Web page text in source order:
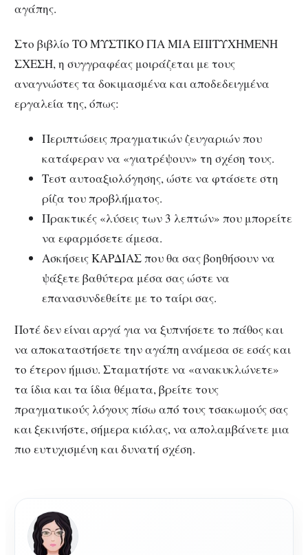
αγάπης.
Στο βιβλίο ΤΟ ΜΥΣΤΙΚΟ ΓΙΑ ΜΙΑ ΕΠΙΤΥΧΗΜΕΝΗ
ΣΧΕΣΗ, η συγγραφέας μοιράζεται με τους
αναγνώστες τα δοκιμασμένα και αποδεδειγμένα
εργαλεία της, όπως:
Περιπτώσεις πραγματικών ζευγαριών που
κατάφεραν να «γιατρέψουν» τη σχέση τους.
Tεστ αυτοαξιολόγησης, ώστε να φτάσετε στη
ρίζα του προβλήματος.
Πρακτικές «λύσεις των 3 λεπτών» που μπορείτε
να εφαρμόσετε άμεσα.
Ασκήσεις ΚΑΡΔΙΑΣ που θα σας βοηθήσουν να
ψάξετε βαθύτερα μέσα σας ώστε να
επανασυνδεθείτε με το ταίρι σας.
Ποτέ δεν είναι αργά για να ξυπνήσετε το πάθος και
να αποκαταστήσετε την αγάπη ανάμεσα σε εσάς και
το έτερον ήμισυ. Σταματήστε να «ανακυκλώνετε»
τα ίδια και τα ίδια θέματα, βρείτε τους
πραγματικούς λόγους πίσω από τους τσακωμούς σας
και ξεκινήστε, σήμερα κιόλας, να απολαμβάνετε μια
πιο ευτυχισμένη και δυνατή σχέση.